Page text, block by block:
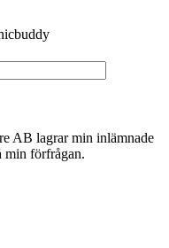
AB lagrar min inlämnade
min förfrågan.